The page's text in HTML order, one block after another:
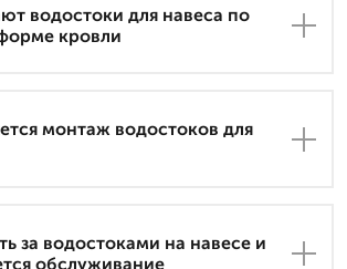
водостоки для навеса по
кровли
монтаж водостоков для
за водостоками на навесе и
обслуживание